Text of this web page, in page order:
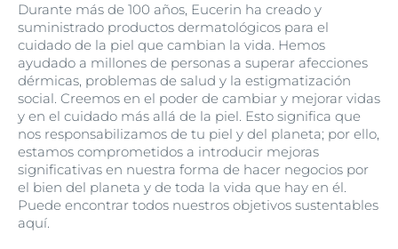
Durante más de 100 años, Eucerin ha creado y
suministrado productos dermatológicos para el
cuidado de la piel que cambian la vida. Hemos
ayudado a millones de personas a superar afecciones
dérmicas, problemas de salud y la estigmatización
social. Creemos en el poder de cambiar y mejorar vidas
y en el cuidado más allá de la piel. Esto significa que
nos responsabilizamos de tu piel y del planeta; por ello,
estamos comprometidos a introducir mejoras
significativas en nuestra forma de hacer negocios por
el bien del planeta y de toda la vida que hay en él.
Puede encontrar todos nuestros objetivos sustentables
aquí.